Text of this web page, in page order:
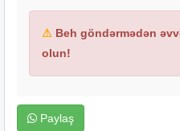
⚠ Beh göndərmədən
olun!
Paylaş